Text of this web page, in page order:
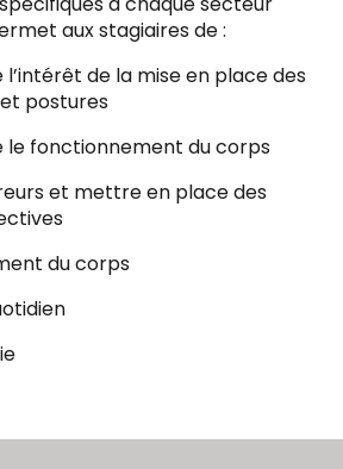
aux stagiaires de :
de la mise en place des
postures
le fonctionnement du corps
et mettre en place des
du corps